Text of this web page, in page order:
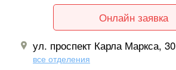
Онлайн заявка
ул. проспект Карла Маркса, 30
все отделения